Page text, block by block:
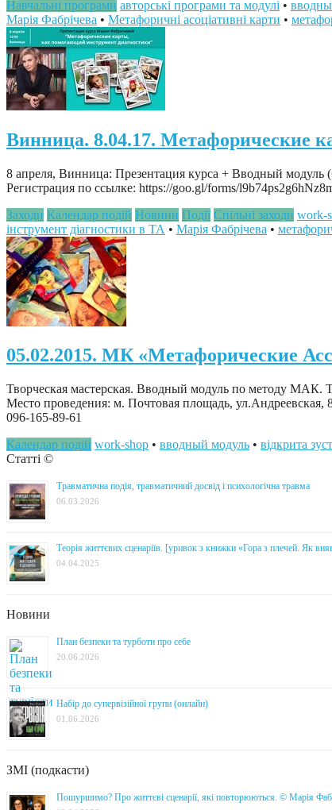
Навчальні програми авторські програми та модулі •
Марія Фабрічева • Метафоричні асоціативні карти •
Винница. 8.04.17. Метафорические
8 апреля, Винница: Презентация курса + Вводный модуль
Регистрация по ссылке: https://goo.gl/forms/
Заходи Календар подій Новини Події Спільні заходи work-
інструмент діагностики в ТА • Марія Фабрічева •
05.02.2015. МК «Метафорические
Творческая мастерская. Вводный модуль по методу МАК.
Место проведения: м. Почтовая площадь, ул.Андреевская,
096-165-89-61
Календар подій work-shop • вводный модуль • відкрита
Статті ©
Травматична подія, травматичний досвід і психологічна травма
06.03.2026
Теорія життєвих сценаріїв. [уривок з книжки «Гора з плечей. Як
04.04.2025
Новини
План безпеки та турботи про себе
20.06.2026
Набір до супервізійної групи (онлайн)
01.06.2026
ЗМІ (подкасти)
Пошуршимо? Про життєві сценарії, які повторюються. © Марія